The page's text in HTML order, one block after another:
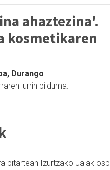
ahaztezina'.
kosmetikaren
Durango
lurrin bilduma.
bitartean Izurtzako Jaiak